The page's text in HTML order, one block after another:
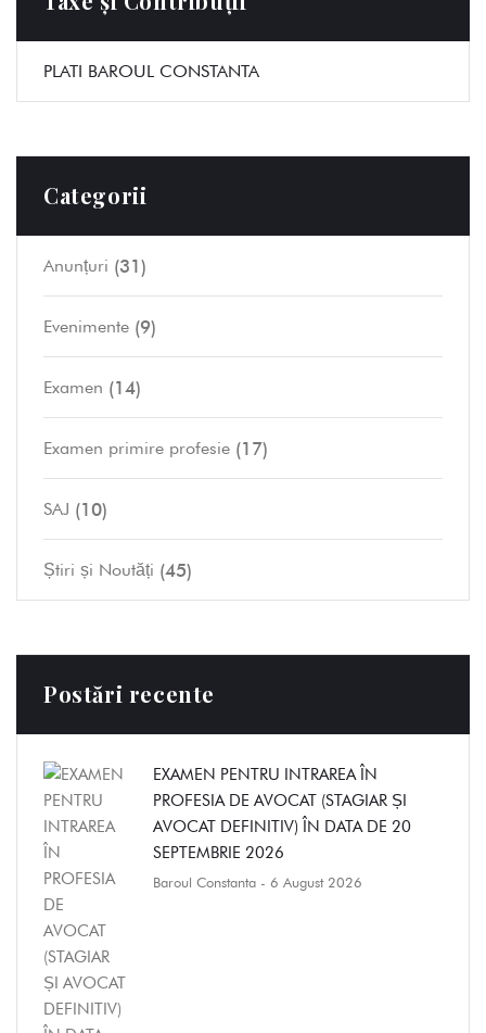
PLATI BAROUL CONSTANTA
Categorii
Anunțuri (31)
Evenimente (9)
Examen (14)
Examen primire profesie (17)
SAJ (10)
Știri și Noutăți (45)
Postări recente
EXAMEN PENTRU INTRAREA ÎN
PROFESIA DE AVOCAT (STAGIAR ȘI
AVOCAT DEFINITIV) ÎN DATA DE 20
SEPTEMBRIE 2026
Baroul Constanta - 6 August 2026